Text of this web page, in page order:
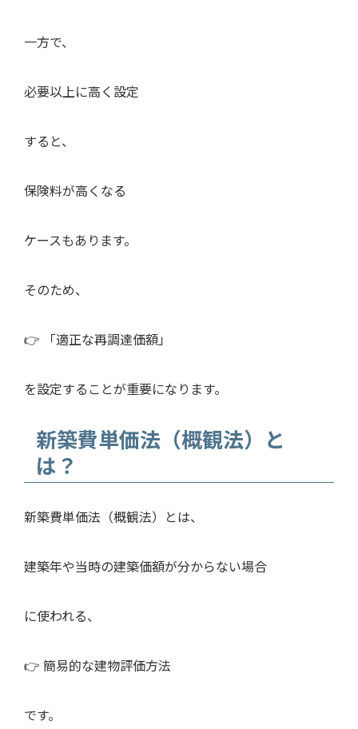
一方で、
必要以上に高く設定
すると、
保険料が高くなる
ケースもあります。
そのため、
👉 「適正な再調達価額」
を設定することが重要になります。
新築費単価法（概観法）と
は？
新築費単価法（概観法）とは、
建築年や当時の建築価額が分からない場合
に使われる、
👉 簡易的な建物評価方法
です。